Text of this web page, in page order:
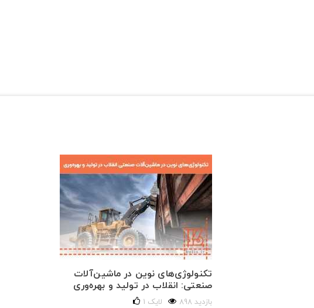
تکنولوژی‌های نوین در ماشین‌آلات
صنعتی: انقلاب در تولید و بهره‌وری
898 بازدید 1 لایک